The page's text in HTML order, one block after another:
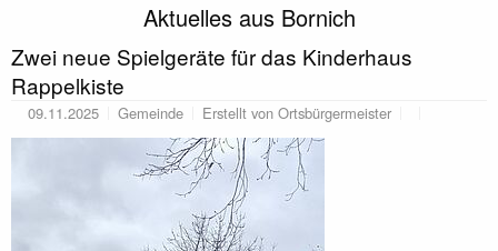
Aktuelles aus Bornich
Zwei neue Spielgeräte für das Kinderhaus
Rappelkiste
09.11.2025 Gemeinde Erstellt von Ortsbürgermeister